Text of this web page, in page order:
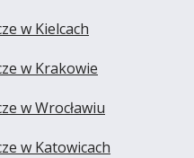
w Kielcach
w Krakowie
w Wrocławiu
w Katowicach